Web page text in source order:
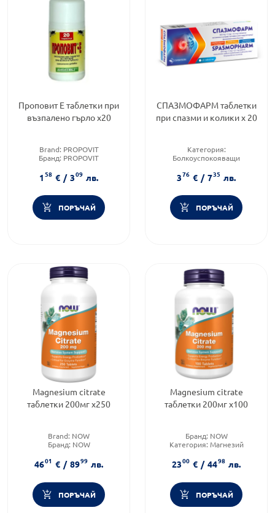
Проповит Е таблетки при
възпалено гърло х20
Brand: PROPOVIT
Бранд: PROPOVIT
158 € / 309 лв.
ПОРЪЧАЙ
СПАЗМОФАРМ таблетки
при спазми и колики х 20
Категория:
Болкоуспокояващи
Brand:benu.bg
376 € / 735 лв.
ПОРЪЧАЙ
Magnesium citrate
таблетки 200мг х250
Brand: NOW
Бранд: NOW
4601 € / 8999 лв.
ПОРЪЧАЙ
Magnesium citrate
таблетки 200мг х100
Бранд: NOW
Категория: Магнезий
2300 € / 4498 лв.
ПОРЪЧАЙ